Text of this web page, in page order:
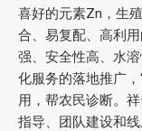
喜好的元素Zn，生
合、易复配、高利
强、安全性高、水
化服务的落地推广
用，帮农民诊断。
指导、团队建设和